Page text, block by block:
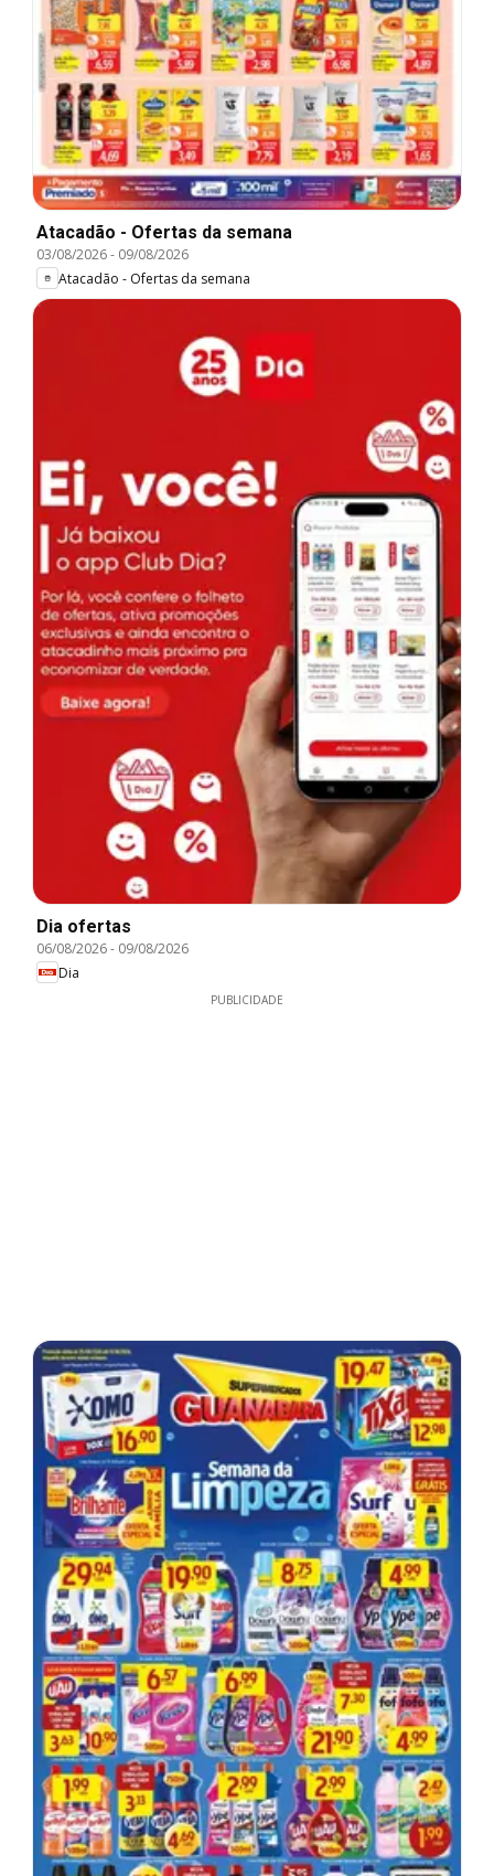
Atacadão - Ofertas da semana
03/08/2026- 09/08/2026
Atacadão - Ofertas da semana
Dia ofertas
06/08/2026- 09/08/2026
Dia
PUBLICIDADE